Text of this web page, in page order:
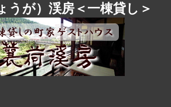
うが）渓房＜一棟貸し＞